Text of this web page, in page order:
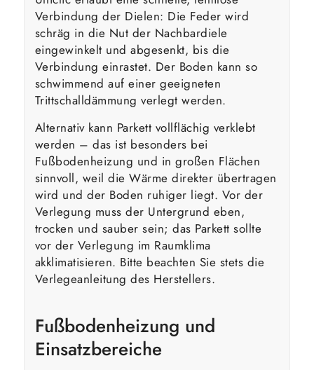
Verbindung der Dielen: Die Feder wird
schräg in die Nut der Nachbardiele
eingewinkelt und abgesenkt, bis die
Verbindung einrastet. Der Boden kann so
schwimmend auf einer geeigneten
Trittschalldämmung verlegt werden.
Alternativ kann Parkett vollflächig verklebt
werden – das ist besonders bei
Fußbodenheizung und in großen Flächen
sinnvoll, weil die Wärme direkter übertragen
wird und der Boden ruhiger liegt. Vor der
Verlegung muss der Untergrund eben,
trocken und sauber sein; das Parkett sollte
vor der Verlegung im Raumklima
akklimatisieren. Bitte beachten Sie stets die
Verlegeanleitung des Herstellers.
Fußbodenheizung und
Einsatzbereiche